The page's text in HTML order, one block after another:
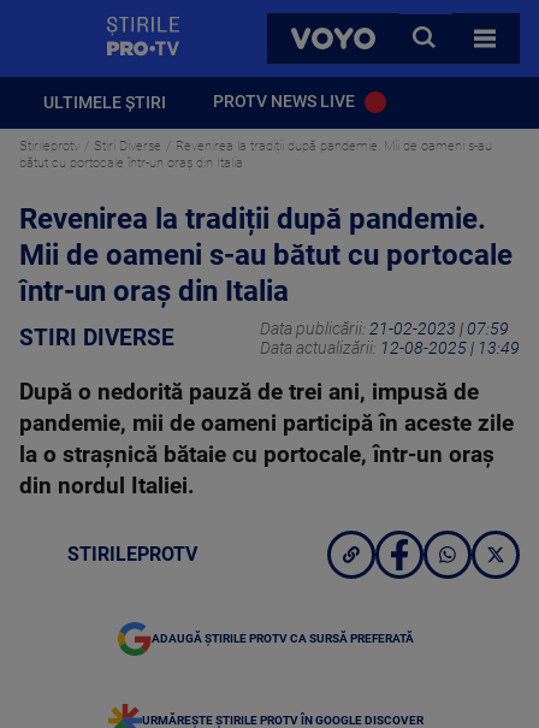
VOYO
CAUTA
TOATE
ULTIMELE ȘTIRI PROTV NEWS LIVE
Stirileprotv Stiri Diverse
Revenirea la tradiții după pandemie. Mii de oameni s-au
bătut cu portocale într-un oraș din Italia
Revenirea la tradiții după pandemie.
Mii de oameni s-au bătut cu portocale
într-un oraș din Italia
STIRI DIVERSE Data publicării: 21-02-2023 | 07:59
Data actualizării: 12-08-2025 | 13:49
După o nedorită pauză de trei ani, impusă de
pandemie, mii de oameni participă în aceste zile
la o straşnică bătaie cu portocale, într-un oraș
din nordul Italiei.
STIRILEPROTV
ADAUGĂ ȘTIRILE PROTV CA SURSĂ PREFERATĂ
URMĂREȘTE ȘTIRILE PROTV ÎN GOOGLE DISCOVER